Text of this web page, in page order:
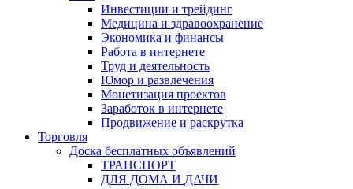
Инвестиции и трейдинг
Медицина и здравоохранение
Экономика и финансы
Работа в интернете
Труд и деятельность
Юмор и развлечения
Монетизация проектов
Заработок в интернете
Продвижение и раскрутка
Торговля
Доска бесплатных объявлений
ТРАНСПОРТ
ДЛЯ ДОМА И ДАЧИ